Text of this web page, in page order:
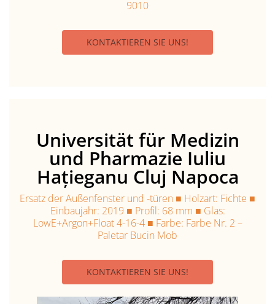
9010
KONTAKTIEREN SIE UNS!
Universität für Medizin
und Pharmazie Iuliu
Hațieganu Cluj Napoca
Ersatz der Außenfenster und -türen ■ Holzart: Fichte ■
Einbaujahr: 2019 ■ Profil: 68 mm ■ Glas:
LowE+Argon+Float 4-16-4 ■ Farbe: Farbe Nr. 2 –
Paletar Bucin Mob
KONTAKTIEREN SIE UNS!